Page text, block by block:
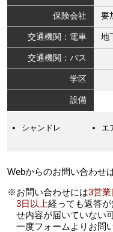
保険会社 要
交通機関：電車 地
交通機関：バス
学区
設備
シャンドレ エ
Webからのお問い合わせ
※お問い合わせには3営業
3日以上経っても返答
せ内容が届いていない
一度フォームよりお問